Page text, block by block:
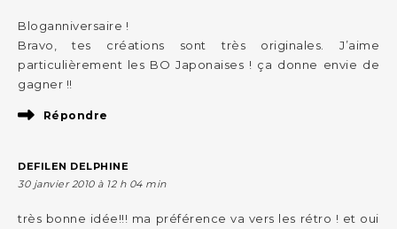
Bloganniversaire !
Bravo, tes créations sont très originales. J’aime
particulièrement les BO Japonaises ! ça donne envie de
gagner !!
Répondre
DEFILEN DELPHINE
30 janvier 2010 à 12 h 04 min
très bonne idée!!! ma préférence va vers les rétro ! et oui